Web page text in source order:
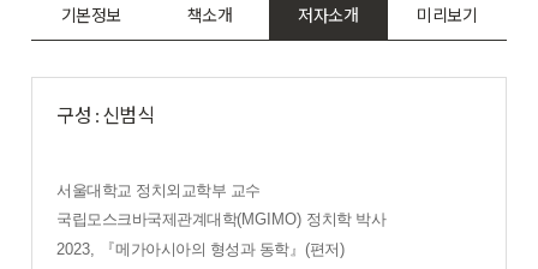
기본정보 책소개 저자소개 미리보기
구성 : 신범식
서울대학교 정치외교학부 교수
국립모스크바국제관계대학(MGIMO) 정치학 박사
2023,
『메가아시아의 형성과 동학』 (편저)